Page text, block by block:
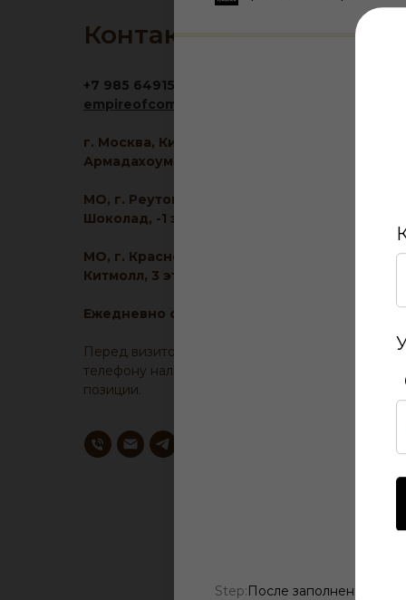
Step:После заполнения всех
Контакты
+7 985 6491516
empireofcomfort@yandex.ru
г. Москва, Кировоградская ул., 11, корп. 1, ТЦ
Армадахоум, 1 этаж
МО, г. Реутов, МКАД 2-й км, д. 2, ТРЦ
Шоколад, -1 этаж
МО, г. Красногорск, ул. Ленина, д. 2, ТЦ
Китмолл, 3 этаж
Ежедневно с 10:00 до 21:00
Перед визитом, уточните у менеджера по
телефону наличие образца понравившейся
позиции.